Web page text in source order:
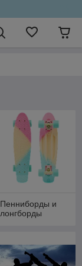
Пенниборды и
лонгборды